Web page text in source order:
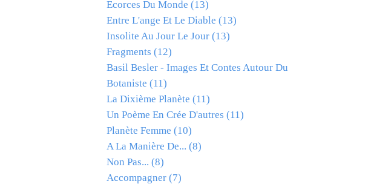
Ecorces Du Monde (13)
Entre L'ange Et Le Diable (13)
Insolite Au Jour Le Jour (13)
Fragments (12)
Basil Besler - Images Et Contes Autour Du
Botaniste (11)
La Dixième Planète (11)
Un Poème En Crée D'autres (11)
Planète Femme (10)
A La Manière De... (8)
Non Pas... (8)
Accompagner (7)